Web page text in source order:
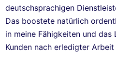
deutschsprachigen
Das boostete natürlich
in meine Fähigkeiten und das
Kunden nach erledigter